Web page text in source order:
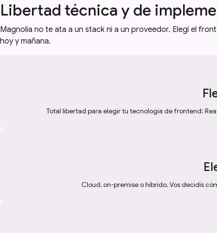
Libertad técnica y de
Magnolia no te ata a un stack ni a un proveedor. Elegí el
hoy y mañana.
Total libertad para elegir tu tecnología de frontend:
Cloud, on-premise o híbrido. Vos decidís